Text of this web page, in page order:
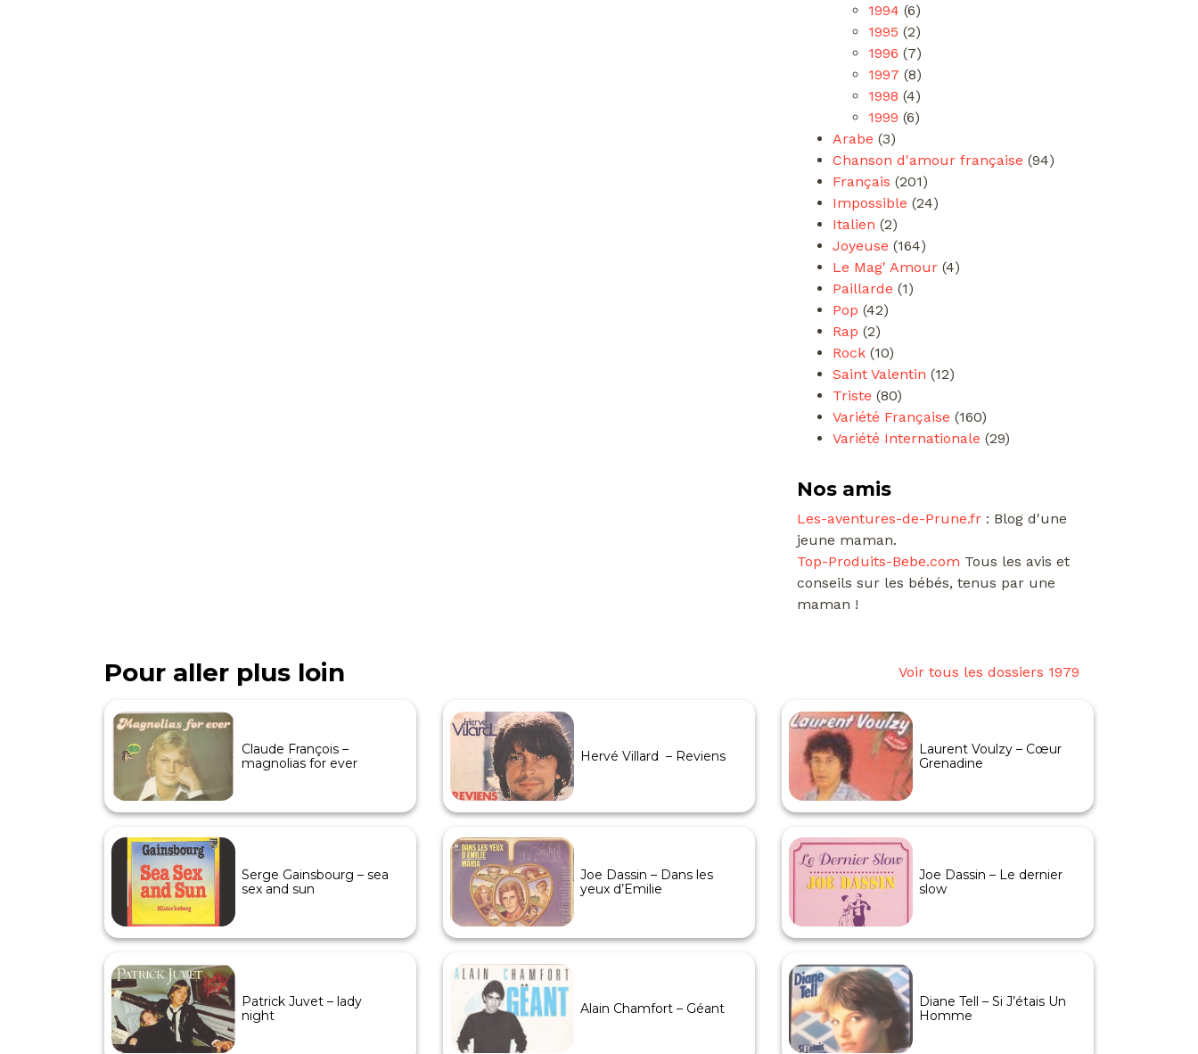
1994 (6)
1995 (2)
1996 (7)
1997 (8)
1998 (4)
1999 (6)
Arabe (3)
Chanson d'amour française (94)
Français (201)
Impossible (24)
Italien (2)
Joyeuse (164)
Le Mag' Amour (4)
Paillarde (1)
Pop (42)
Rap (2)
Rock (10)
Saint Valentin (12)
Triste (80)
Variété Française (160)
Variété Internationale (29)
Nos amis
Les-aventures-de-Prune.fr : Blog d'une
jeune maman.
Top-Produits-Bebe.com Tous les avis et
conseils sur les bébés, tenus par une
maman !
Pour aller plus loin Voir tous les dossiers 1979
Claude François –
magnolias for ever
Hervé Villard – Reviens
Laurent Voulzy – Cœur
Grenadine
Serge Gainsbourg – sea
sex and sun
Joe Dassin – Dans les
yeux d’Emilie
Joe Dassin – Le dernier
slow
Patrick Juvet – lady
night
Alain Chamfort – Géant
Diane Tell – Si J’étais Un
Homme